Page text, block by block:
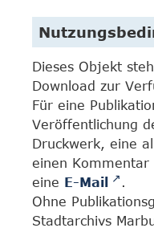
Dieses Objekt
Download zur
Für eine
Veröffentlichung
Druckwerk, eine
einen Kommentar
eine E-Mail
.
Ohne
Stadtarchivs